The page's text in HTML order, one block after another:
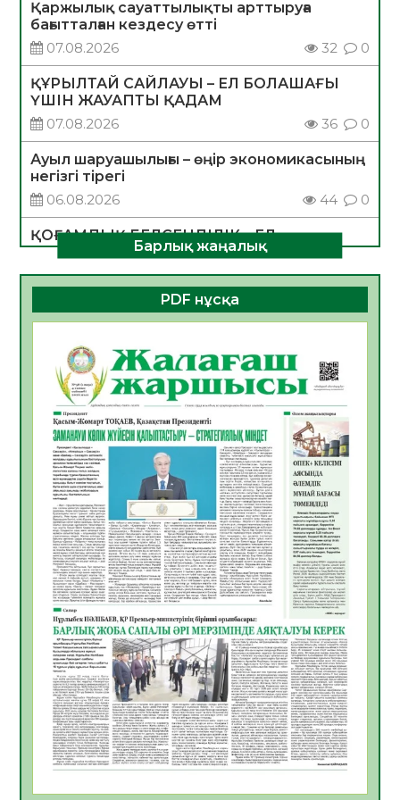
Қаржылық сауаттылықты арттыруға
бағытталған кездесу өтті
07.08.2026
32 0
ҚҰРЫЛТАЙ САЙЛАУЫ – ЕЛ БОЛАШАҒЫ
ҮШІН ЖАУАПТЫ ҚАДАМ
07.08.2026
36 0
Ауыл шаруашылығы – өңір экономикасының
негізгі тірегі
06.08.2026
44 0
ҚОҒАМДЫҚ БЕЛСЕНДІЛІК – ЕЛ
ДАМУЫНЫҢ НЕГІЗІ
06.08.2026
41 0
ҚҰРЫЛТАЙ САЙЛАУЫ – БОЛАШАҚҚА
БАСТАР ЖАУАПТЫ ТАҢДАУ
06.08.2026
Инфекциялық ауруларға қарсы иммундау
жұмыстарының тиімділігі
06.08.2026
46
Көкжөтел ауруы туралы
06.08.2026
42
АПВ вакцинасы туралы мәлімет
06.08.2026
41
Open Air: Қызылорда облысы полиция
департаменті 20 мыңнан астам
көрерменнің қауіпсіздігін қамтамасыз етті
06.08.2026
55
ҚЫЗЫЛОРДАДА «САНАЛЫ ҰРПАҚ –
ЖАРҚЫН БОЛАШАҚ» АТТЫ КЕҢЕЙТІЛГЕН
МӘЖІЛІС ӨТТІ
05.08.2026
55
Қазақстан Орталық Азиядағы көшуге ең
Барлық жаңалық
PDF нұсқа